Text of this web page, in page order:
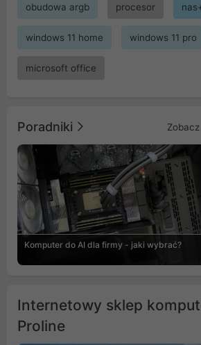
obudowa argb procesor
windows 11 home windows 11 pro
microsoft office
Poradniki
Komputer do AI dla firmy - jaki wybrać?
Internetowy sklep
Proline